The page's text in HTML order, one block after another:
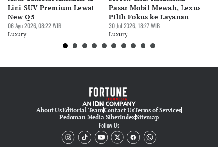
Editor
Pingit Aria
Lini SUV Premium Lewat
New Q5
06 Agu 2026, 08:22 WIB
Luxury
Pasar Mobil Mewah, Lexus
Pilih Fokus ke Layanan
30 Jul 2026, 18:27 WIB
Luxury
About UsEditorial TeamContact UsTerms of Services
Pedoman Media SiberIndexSitemap
Follow Us